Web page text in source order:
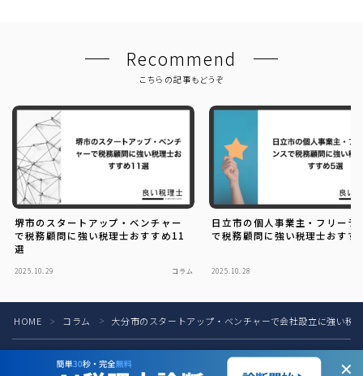
Recommend
こちらの記事もどうぞ
堺市のスタートアップ・ベンチャー
で税務顧問に強い税理士おすすめ11
選
2025.10.29 コラム
日立市の個人事業主・フリーラ
で税務顧問に強い税理士おすす
2025.10.28
HOME ＞ コラム ＞ 大分市のスタートアップ・ベンチャーで会社設立に強い税
税理士の方へ お問い合わせ お知らせ
運営会社
プライバシーポリシー
✕